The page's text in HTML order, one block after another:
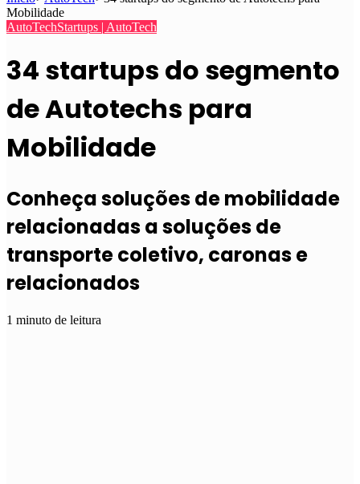
Mobilidade
AutoTechStartups | AutoTech
34 startups do segmento
de Autotechs para
Mobilidade
Conheça soluções de mobilidade
relacionadas a soluções de
transporte coletivo, caronas e
relacionados
1 minuto de leitura